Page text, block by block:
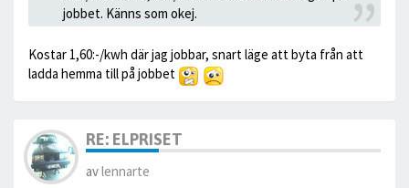
jobbet. Känns som okej.
Kostar 1,60:-/kwh där jag jobbar, snart läge att byta från att
ladda hemma till på jobbet
RE: ELPRISET
avlennarte